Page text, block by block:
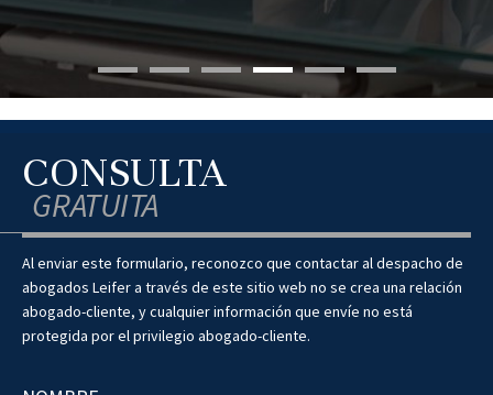
CONSULTA
GRATUITA
Al enviar este formulario, reconozco que contactar al despacho de
abogados Leifer a través de este sitio web no se crea una relación
abogado-cliente, y cualquier información que envíe no está
protegida por el privilegio abogado-cliente.